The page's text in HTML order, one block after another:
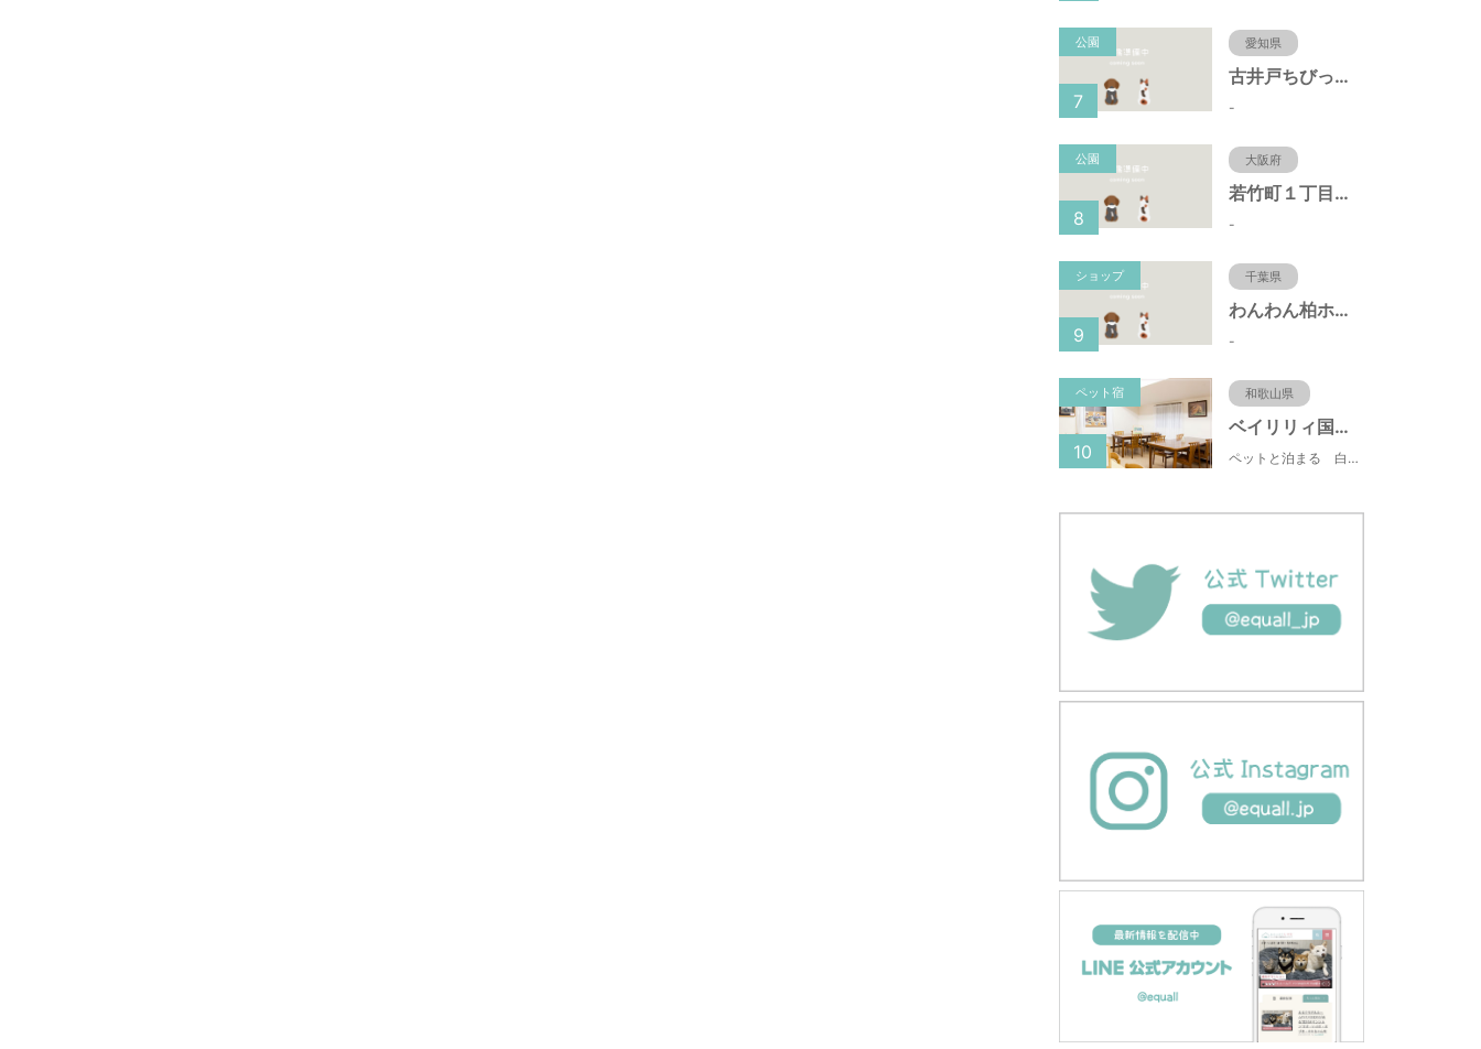
公園 愛知県
古井戸ちびっ子広場（愛知県大府市）
-
7
公園 大阪府
若竹町１丁目第３公園（大阪府豊中市）
-
8
ショップ 千葉県
わんわん柏ホームビレッジ（老犬ホーム・老犬ホテル）
-
9
ペット宿 和歌山県
ベイリリィ国民宿舎しらゆり荘
ペットと泊まる 白浜温泉 ベイリリィ国民宿舎しらゆり荘
10